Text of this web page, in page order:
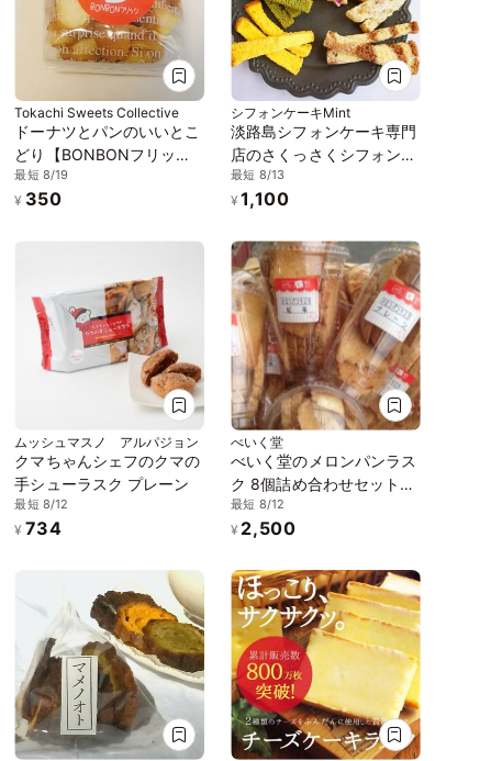
Tokachi Sweets Collective
ドーナツとパンのいいとこ
どり【BONBONフリッ
ツ】 おさとうラスク 1袋
最短 8/19
¥ 350
シフォンケーキMint
淡路島シフォンケーキ専門
店のさくっさくシフォンラ
スクセット
最短 8/13
¥ 1,100
ムッシュマスノ アルパジョン
クマちゃんシェフのクマの
手シューラスク プレーン
最短 8/12
¥ 734
べいく堂
べいく堂のメロンパンラス
ク 8個詰め合わせセット
（プレーン4個、紅茶2個、
アソート2個 計8個入り）
最短 8/12
¥ 2,500